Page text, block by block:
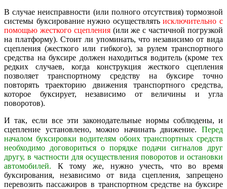
В случае неисправности (или полного отсутствия) тормозной
системы буксирование нужно осуществлятьисключительно с
помощью жесткого сцепления(или же с частичной погрузкой
на платформу). Стоит ли упоминать, что независимо от вида
сцепления (жесткого или гибкого), за рулем транспортного
средства на буксире должен находиться водитель (кроме тех
редких случаев, когда конструкция жесткого сцепления
позволяет транспортному средству на буксире точно
повторять траекторию движения транспортного средства,
которое буксирует, независимо от величины и угла
поворотов).
И так, если все эти законодательные нормы соблюдены, и
сцепление установлено, можно начинать движение. Перед
началом буксировки водителям обоих транспортных средств
необходимо договориться о порядке подачи сигналов друг
другу, в частности для осуществления поворотов и остановки
автомобилей. К тому же, нужно учесть, что во время
буксирования, независимо от вида сцепления, запрещено
перевозить пассажиров в транспортном средстве на буксире